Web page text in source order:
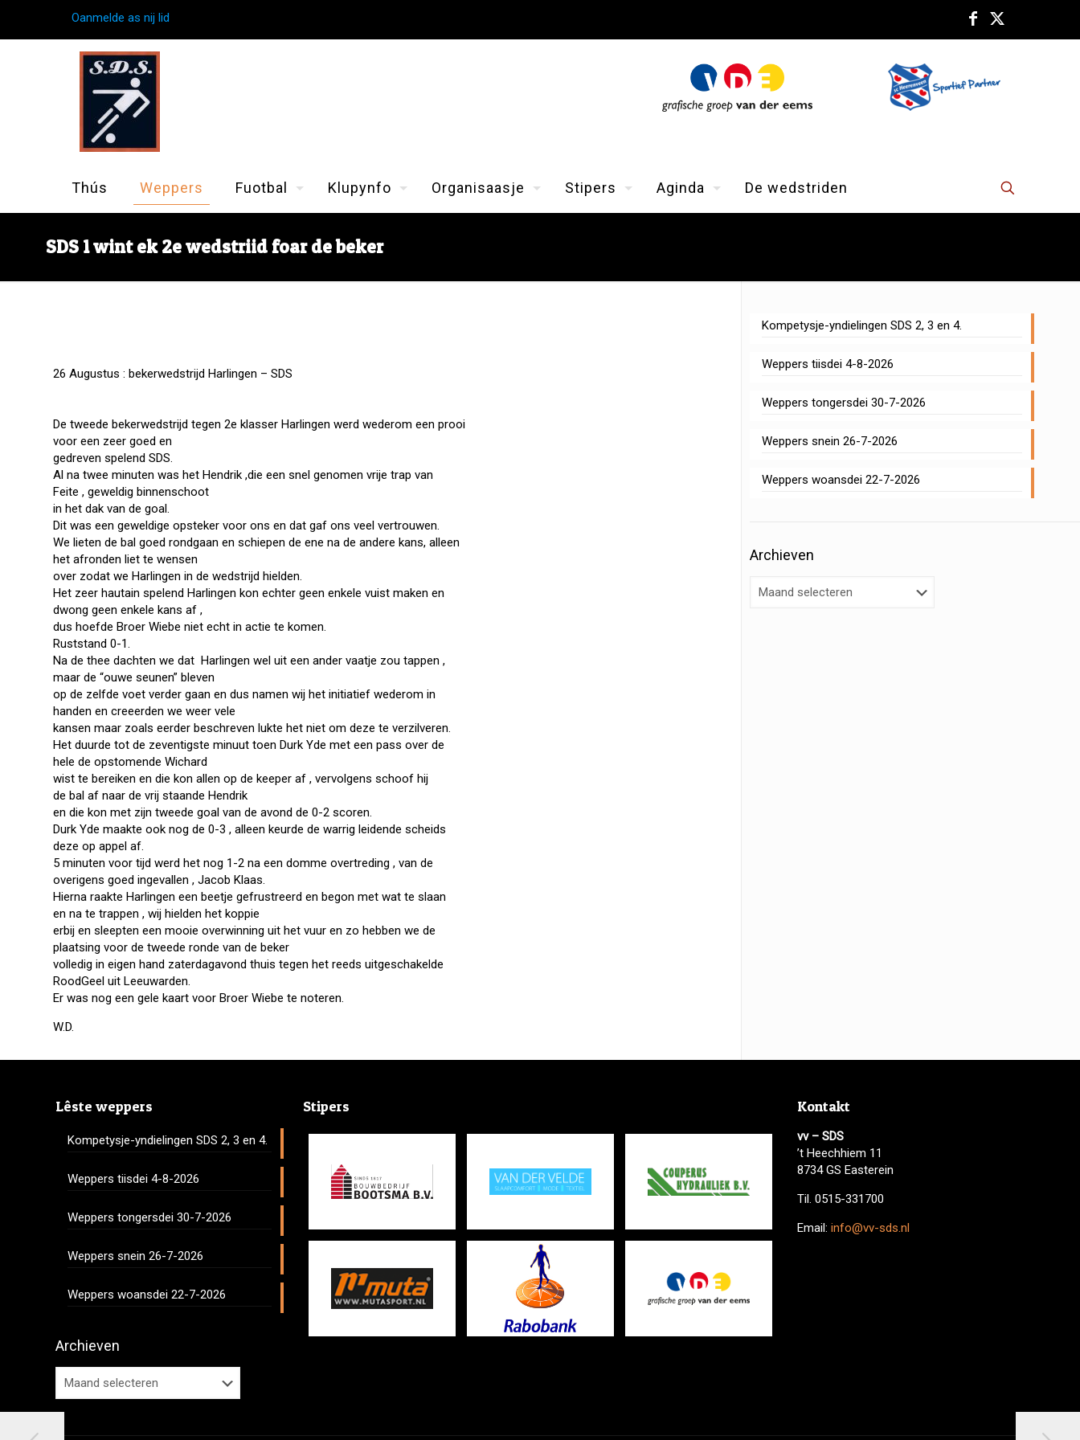
Oanmelde as nij lid
Thús Weppers Fuotbal Klupynfo Organisaasje Stipers Aginda De wedstriden
SDS 1 wint ek 2e wedstriid foar de beker
26 Augustus : bekerwedstrijd Harlingen – SDS
De tweede bekerwedstrijd tegen 2e klasser Harlingen werd wederom een prooi
voor een zeer goed en
gedreven spelend SDS.
Al na twee minuten was het Hendrik ,die een snel genomen vrije trap van
Feite , geweldig binnenschoot
in het dak van de goal.
Dit was een geweldige opsteker voor ons en dat gaf ons veel vertrouwen.
We lieten de bal goed rondgaan en schiepen de ene na de andere kans, alleen
het afronden liet te wensen
over zodat we Harlingen in de wedstrijd hielden.
Het zeer hautain spelend Harlingen kon echter geen enkele vuist maken en
dwong geen enkele kans af ,
dus hoefde Broer Wiebe niet echt in actie te komen.
Ruststand 0-1.
Na de thee dachten we dat Harlingen wel uit een ander vaatje zou tappen ,
maar de “ouwe seunen” bleven
op de zelfde voet verder gaan en dus namen wij het initiatief wederom in
handen en creeerden we weer vele
kansen maar zoals eerder beschreven lukte het niet om deze te verzilveren.
Het duurde tot de zeventigste minuut toen Durk Yde met een pass over de
hele de opstomende Wichard
wist te bereiken en die kon allen op de keeper af , vervolgens schoof hij
de bal af naar de vrij staande Hendrik
en die kon met zijn tweede goal van de avond de 0-2 scoren.
Durk Yde maakte ook nog de 0-3 , alleen keurde de warrig leidende scheids
deze op appel af.
5 minuten voor tijd werd het nog 1-2 na een domme overtreding , van de
overigens goed ingevallen , Jacob Klaas.
Hierna raakte Harlingen een beetje gefrustreerd en begon met wat te slaan
en na te trappen , wij hielden het koppie
erbij en sleepten een mooie overwinning uit het vuur en zo hebben we de
plaatsing voor de tweede ronde van de beker
volledig in eigen hand zaterdagavond thuis tegen het reeds uitgeschakelde
RoodGeel uit Leeuwarden.
Er was nog een gele kaart voor Broer Wiebe te noteren.
W.D.
Kompetysje-yndielingen SDS 2, 3 en 4.
Weppers tiisdei 4-8-2026
Weppers tongersdei 30-7-2026
Weppers snein 26-7-2026
Weppers woansdei 22-7-2026
Archieven
Lêste weppers
Kompetysje-yndielingen SDS 2, 3 en 4.
Weppers tiisdei 4-8-2026
Weppers tongersdei 30-7-2026
Weppers snein 26-7-2026
Weppers woansdei 22-7-2026
Archieven
Stipers Kontakt
vv – SDS
’t Heechhiem 11
8734 GS Easterein
Til. 0515-331700
Email: info@vv-sds.nl